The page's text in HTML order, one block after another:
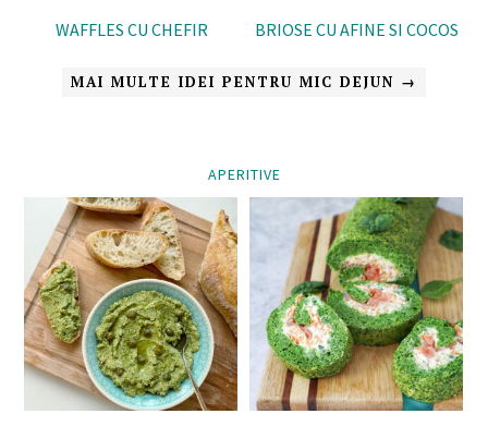
WAFFLES CU CHEFIR BRIOSE CU AFINE SI COCOS
MAI MULTE IDEI PENTRU MIC DEJUN →
APERITIVE